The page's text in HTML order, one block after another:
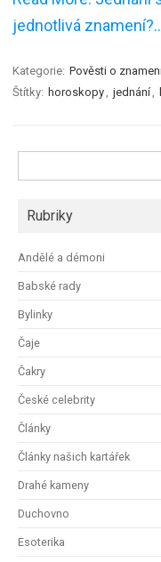
jednotlivá
Kategorie: Pověsti o
Štítky: horoskopy jednání
Rubriky
Andělé a démoni
Babské rady
Bylinky
Čaje
Čakry
České celebrity
Články
Články našich kartářek
Drahé kameny
Duchovno
Esoterika